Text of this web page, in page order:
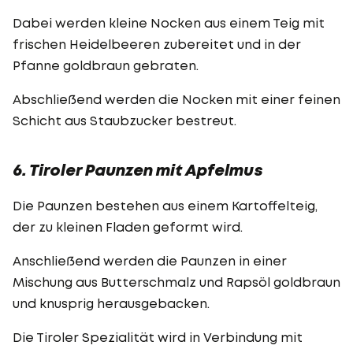
Dabei werden kleine Nocken aus einem Teig mit
frischen Heidelbeeren zubereitet und in der
Pfanne goldbraun gebraten.
Abschließend werden die Nocken mit einer feinen
Schicht aus Staubzucker bestreut.
6. Tiroler Paunzen mit Apfelmus
Die Paunzen bestehen aus einem Kartoffelteig,
der zu kleinen Fladen geformt wird.
Anschließend werden die Paunzen in einer
Mischung aus Butterschmalz und Rapsöl goldbraun
und knusprig herausgebacken.
Die Tiroler Spezialität wird in Verbindung mit